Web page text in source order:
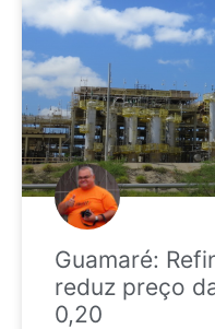
Guamaré:
reduz preço
0,20